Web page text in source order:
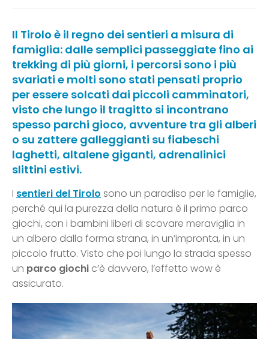
Il Tirolo è il regno dei sentieri a misura di
famiglia: dalle semplici passeggiate fino ai
trekking di più giorni, i percorsi sono i più
svariati e molti sono stati pensati proprio
per essere solcati dai piccoli camminatori,
visto che lungo il tragitto si incontrano
spesso parchi gioco, avventure tra gli alberi
o su zattere galleggianti su fiabeschi
laghetti, altalene giganti, adrenalinici
slittini estivi.
I sentieri del Tirolo sono un paradiso per le famiglie,
perché qui la purezza della natura è il primo parco
giochi, con i bambini liberi di scovare meraviglia in
un albero dalla forma strana, in un’impronta, in un
piccolo frutto. Visto che poi lungo la strada spesso
un parco giochi c’è davvero, l’effetto wow è
assicurato.